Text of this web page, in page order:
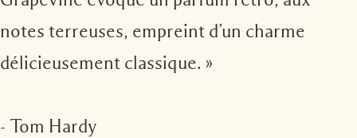
notes terreuses, empreint d’un charme
délicieusement classique. »
- Tom Hardy